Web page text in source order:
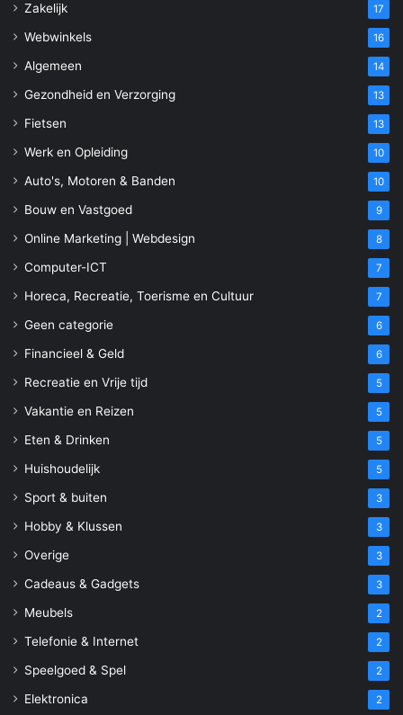
Zakelijk 17
Webwinkels 16
Algemeen 14
Gezondheid en Verzorging 13
Fietsen 13
Werk en Opleiding 10
Auto's, Motoren & Banden 10
Bouw en Vastgoed 9
Online Marketing | Webdesign 8
Computer-ICT 7
Horeca, Recreatie, Toerisme en Cultuur 7
Geen categorie 6
Financieel & Geld 6
Recreatie en Vrije tijd 5
Vakantie en Reizen 5
Eten & Drinken 5
Huishoudelijk 5
Sport & buiten 3
Hobby & Klussen 3
Overige 3
Cadeaus & Gadgets 3
Meubels 2
Telefonie & Internet 2
Speelgoed & Spel 2
Elektronica 2